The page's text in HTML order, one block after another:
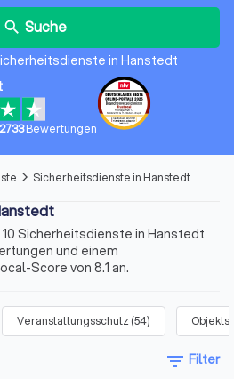
search Suche
in Hanstedt
2733 Bewertungen
arrow_forward_ios Sicherheitsdienste in Hanstedt
Sicherheitsdienste in Hanstedt
und einem
Score von 8.1 an.
Veranstaltungsschutz(54)
filter_list Filter